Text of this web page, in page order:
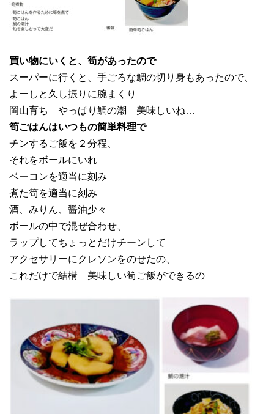
買い物にいくと、筍があったので
スーパーに行くと、手ごろな鯛の切り身もあったので、
よーしと久し振りに腕まくり
岡山育ち やっぱり鯛の潮 美味しいね…
筍ごはんはいつもの簡単料理で
チンするご飯を２分程、
それをボールにいれ
ベーコンを適当に刻み
煮た筍を適当に刻み
酒、みりん、醤油少々
ボールの中で混ぜ合わせ、
ラップしてちょっとだけチーンして
アクセサリーにクレソンをのせたの、
これだけで結構 美味しい筍ご飯ができるの